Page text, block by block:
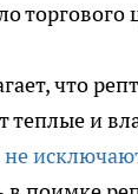
торгового
что
и